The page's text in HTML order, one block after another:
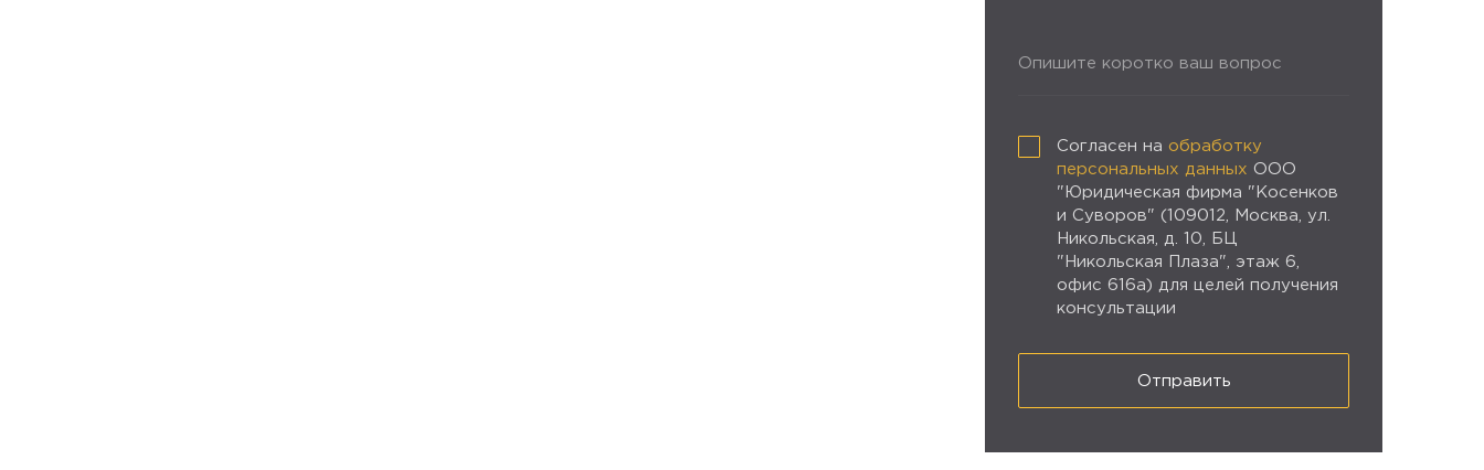
Опишите коротко ваш вопрос
Согласен на обработку
персональных данных ООО
"Юридическая фирма "Косенков
и Суворов" (109012, Москва, ул.
Никольская, д. 10, БЦ
"Никольская Плаза", этаж 6,
офис 616а) для целей получения
консультации
Отправить